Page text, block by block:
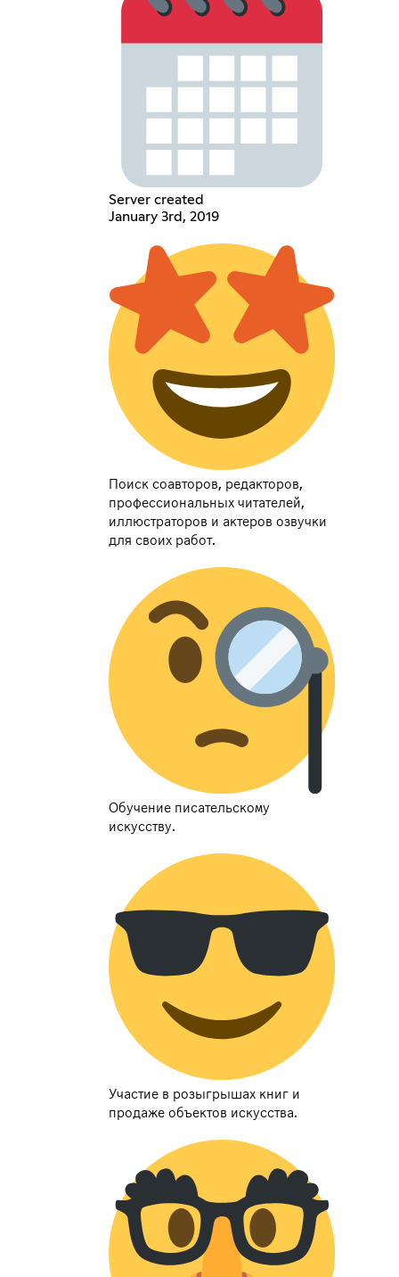
Server created
January 3rd, 2019
Поиск соавторов, редакторов,
профессиональных читателей,
иллюстраторов и актеров озвучки
для своих работ.
Обучение писательскому
искусству.
Участие в розыгрышах книг и
продаже объектов искусства.